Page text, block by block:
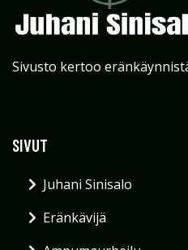
Sivusto kertoo
SIVUT
Juhani Sinisalo
Eränkävijä